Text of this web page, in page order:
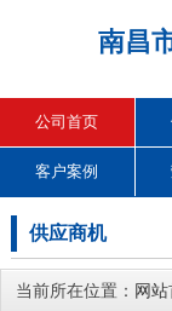
南昌
公司首页
客户案例
供应商机
当前所在位置： 网